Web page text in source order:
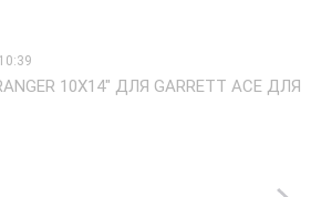
10X14" ДЛЯ GARRETT ACE ДЛЯ